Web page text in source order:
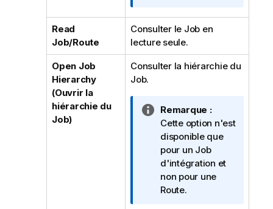
m
a
t
o
Read
Job/Route
Consulter le Job en
lecture seule.
Open Job
Hierarchy
(Ouvrir la
hiérarchie du
Job)
Consulter la hiérarchie du
Job.
N
o
t
e
I
n
f
Remarque :
Cette option n'est
disponible que
pour un Job
d'intégration et
non pour une
Route.